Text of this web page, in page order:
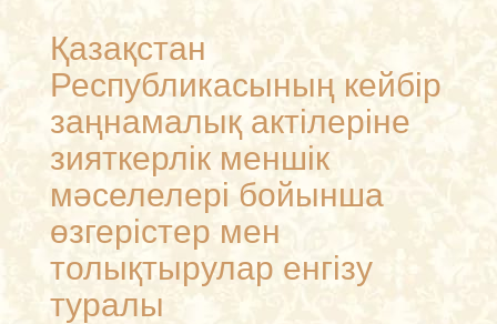
Қазақстан
Республикасының кейбір
заңнамалық актілеріне
зияткерлік меншік
мәселелері бойынша
өзгерістер мен
толықтырулар енгізу
туралы